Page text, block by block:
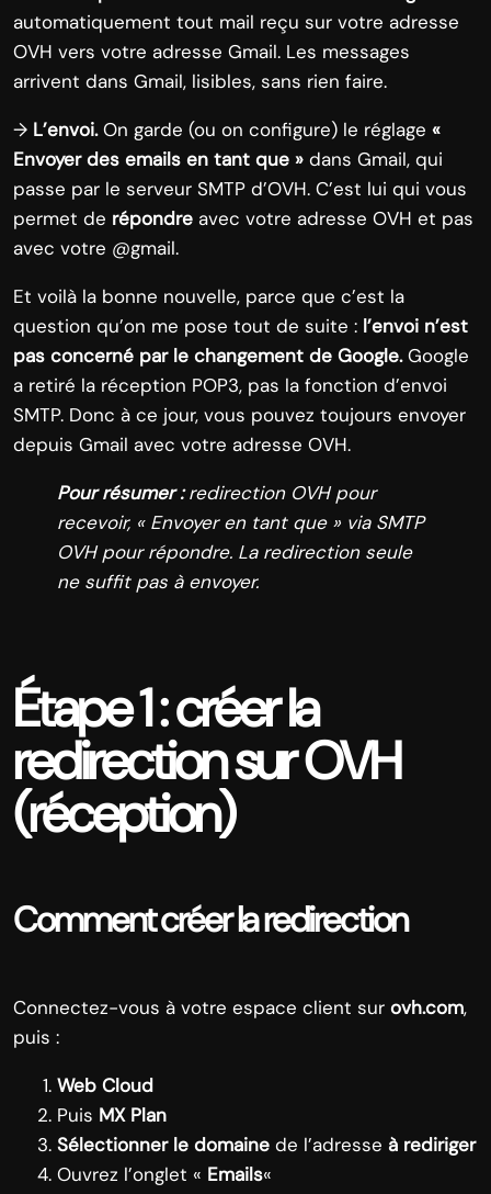
automatiquement tout mail reçu sur votre adresse
OVH vers votre adresse Gmail. Les messages
arrivent dans Gmail, lisibles, sans rien faire.
→ L’envoi.On garde (ou on configure) le réglage «
Envoyer des emails en tant que » dans Gmail, qui
passe par le serveur SMTP d’OVH. C’est lui qui vous
permet de répondre avec votre adresse OVH et pas
avec votre @gmail.
Et voilà la bonne nouvelle, parce que c’est la
question qu’on me pose tout de suite : l’envoi n’est
pas concerné par le changement de Google.Google
a retiré la réception POP3, pas la fonction d’envoi
SMTP. Donc à ce jour, vous pouvez toujours envoyer
depuis Gmail avec votre adresse OVH.
Pour résumer :redirection OVH pour
recevoir, « Envoyer en tant que » via SMTP
OVH pour répondre. La redirection seule
ne suffit pas à envoyer.
Étape 1 : créer la
redirection sur OVH
(réception)
Comment créer la redirection
Connectez-vous à votre espace client sur ovh.com,
puis :
Web Cloud
Puis MX Plan
Sélectionner le domaine de l’adresse à rediriger
Ouvrez l’onglet « Emails«